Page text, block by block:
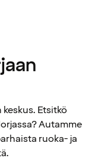
Etsitkö
Autamme
ruoka- ja